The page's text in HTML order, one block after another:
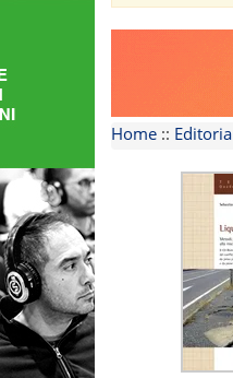
SOFTWARE
TEMATICHE
Home :: Editoria